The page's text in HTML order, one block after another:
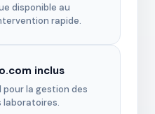
disponible au
rapide.
inclus
la gestion des
laboratoires.